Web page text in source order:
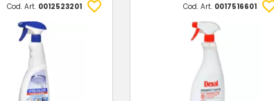
Cod. Art. 0012523201 Cod. Art. 0017516601